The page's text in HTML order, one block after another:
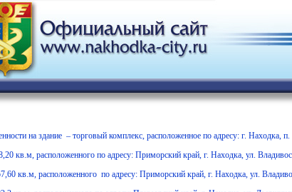
на здание – торговый комплекс, расположенное по адресу: г. Находка,
кв.м, расположенного по адресу: Приморский край, г. Находка, ул.
кв.м, расположенного по адресу: Приморский край, г. Находка, ул.